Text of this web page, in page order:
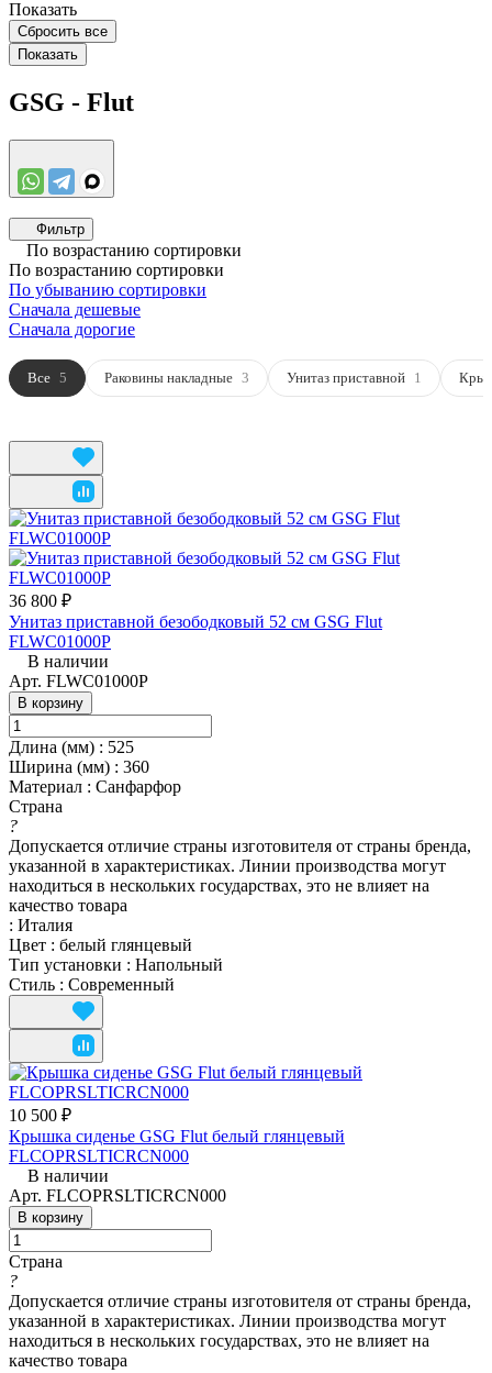
Показать
Сбросить все
GSG - Flut
Фильтр
По возрастанию сортировки
По возрастанию сортировки
По убыванию сортировки
Сначала дешевые
Сначала дорогие
Все 5 Раковины накладные 3 Унитаз приставной 1
36 800 ₽
Унитаз приставной безободковый 52 см GSG Flut
FLWC01000P
В наличии
Арт. FLWC01000P
В корзину
Длина (мм) : 525
Ширина (мм) : 360
Материал : Санфарфор
Страна
?
Допускается отличие страны изготовителя от страны бренда,
указанной в характеристиках. Линии производства могут
находиться в нескольких государствах, это не влияет на
качество товара
: Италия
Цвет : белый глянцевый
Тип установки : Напольный
Стиль : Современный
10 500 ₽
Крышка сиденье GSG Flut белый глянцевый
FLCOPRSLTICRCN000
В наличии
Арт. FLCOPRSLTICRCN000
В корзину
Страна
?
Допускается отличие страны изготовителя от страны бренда,
указанной в характеристиках. Линии производства могут
находиться в нескольких государствах, это не влияет на
качество товара